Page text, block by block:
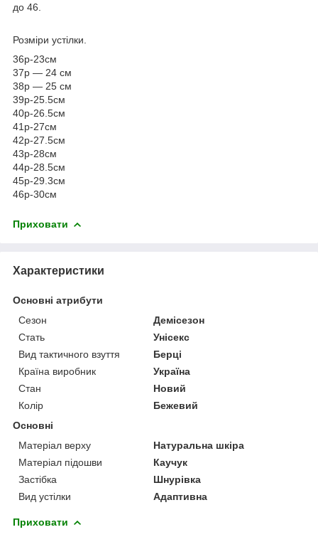
до 46.
Розміри устілки.
36р-23см
37р — 24 см
38р — 25 см
39р-25.5см
40р-26.5см
41р-27см
42р-27.5см
43р-28см
44р-28.5см
45р-29.3см
46р-30см
Приховати
Характеристики
Основні атрибути
Сезон
Демісезон
Стать
Унісекс
Вид тактичного взуття
Берці
Країна виробник
Україна
Стан
Новий
Колір
Бежевий
Основні
Матеріал верху
Натуральна шкіра
Матеріал підошви
Каучук
Застібка
Шнурівка
Вид устілки
Адаптивна
Приховати